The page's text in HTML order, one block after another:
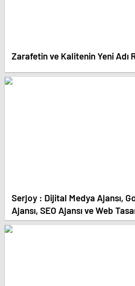
Zarafetin ve Kalitenin Yeni Adı
Serjoy : Dijital Medya Ajansı, Google Reklam
Ajansı, SEO Ajansı ve Web